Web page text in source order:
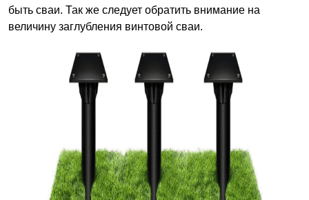
быть сваи. Так же следует обратить внимание на
величину заглубления винтовой сваи.